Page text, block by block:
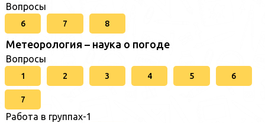
Вопросы
6 7 8
Метеорология – наука о погоде
Вопросы
1 2 3 4 5 6
7
Работа в группах-1